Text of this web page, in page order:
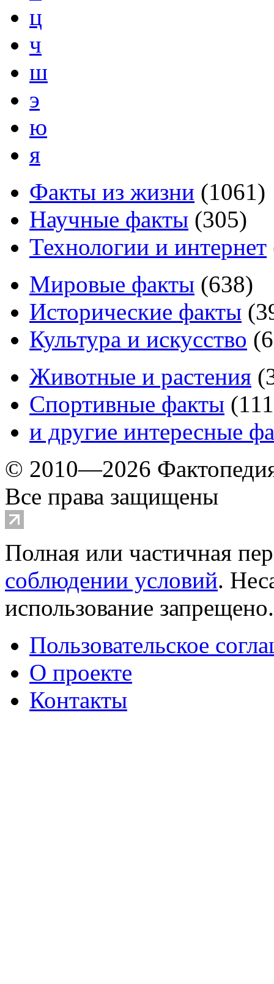
ц
ч
ш
э
ю
я
Факты из жизни (1061)
Научные факты (305)
Технологии и интернет
Мировые факты (638)
Исторические факты (
Культура и искусство (
Животные и растения (
Спортивные факты (111
и другие интересные
© 2010—2026
Все права защищены
Полная или частичная
соблюдении условий.
использование
Пользовательское
О проекте
Контакты